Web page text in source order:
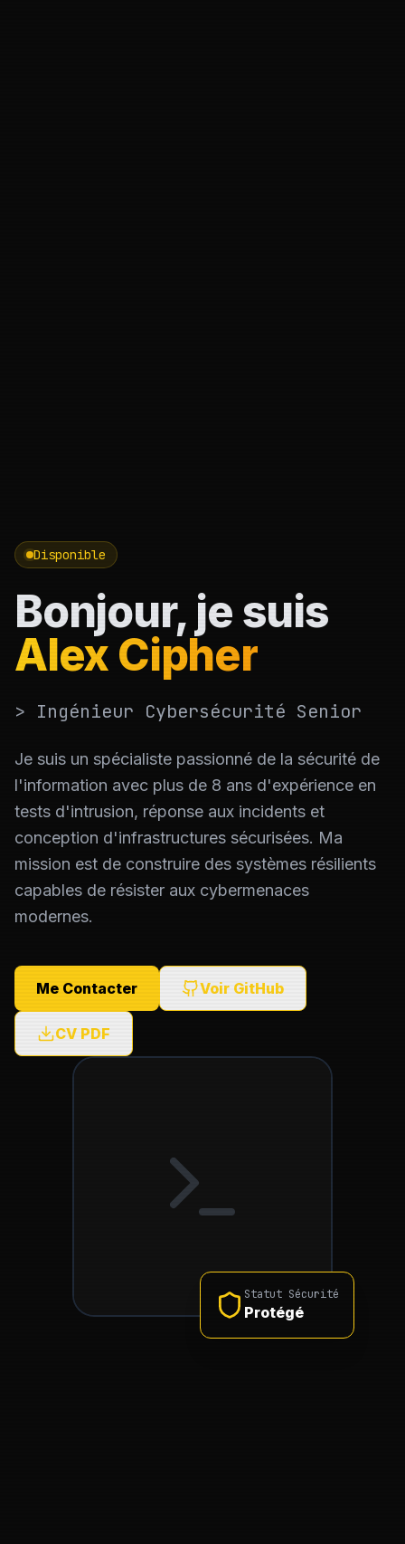
Disponible
Bonjour, je suis
Alex Cipher
> Ingénieur Cybersécurité Senior
Je suis un spécialiste passionné de la sécurité de
l'information avec plus de 8 ans d'expérience en
tests d'intrusion, réponse aux incidents et
conception d'infrastructures sécurisées. Ma
mission est de construire des systèmes résilients
capables de résister aux cybermenaces
modernes.
Me Contacter Voir GitHub
CV PDF
Statut Sécurité
Protégé